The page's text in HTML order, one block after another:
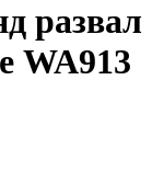
развал
WA913